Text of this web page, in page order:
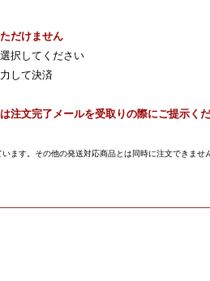
だけません
択してください
して決済
注文完了メールを受取りの際にご提示く
ます。その他の発送対応商品とは同時に注文できませ